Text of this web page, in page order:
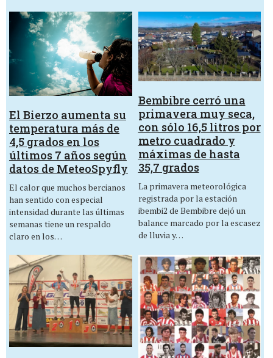
El Bierzo aumenta su
temperatura más de
4,5 grados en los
últimos 7 años según
datos de MeteoSpyfly
El calor que muchos bercianos
han sentido con especial
intensidad durante las últimas
semanas tiene un respaldo
claro en los…
Bembibre cerró una
primavera muy seca,
con sólo 16,5 litros por
metro cuadrado y
máximas de hasta
35,7 grados
La primavera meteorológica
registrada por la estación
ibembi2 de Bembibre dejó un
balance marcado por la escasez
de lluvia y…